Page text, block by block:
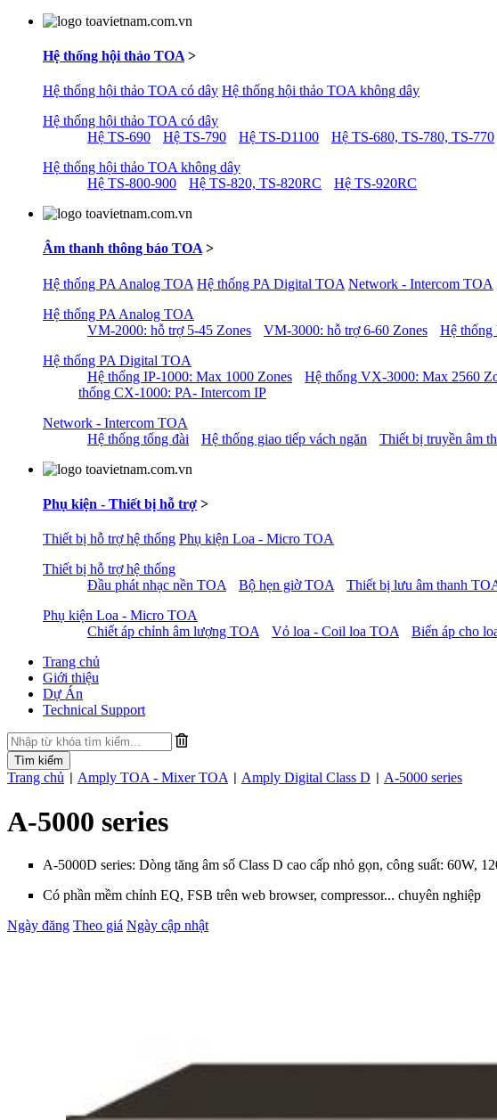
Hệ thống hội thảo TOA >
Hệ thống hội thảo TOA có dây Hệ thống hội thảo TOA không dây
Hệ thống hội thảo TOA có dây
Hệ TS-690
Hệ TS-790 Hệ TS-D1100
Hệ TS-680, TS-780, TS-770
Hệ thống hội thảo TOA không dây
Hệ TS-800-900
Hệ TS-820, TS-820RC Hệ TS-920RC
Âm thanh thông báo TOA >
Hệ thống PA Analog TOA Hệ thống PA Digital TOA Network - Intercom TOA
Hệ thống PA Analog TOA
VM-2000: hỗ trợ 5-45 Zones
VM-3000: hỗ trợ 6-60 Zones
Hệ thống
Hệ thống PA Digital TOA
Hệ thống IP-1000: Max 1000 Zones
Hệ thống VX-3000: Max 2560
thống CX-1000: PA- Intercom IP
Network - Intercom TOA
Hệ thống tổng đài
Hệ thống giao tiếp vách ngăn Thiết bị truyền âm
Phụ kiện - Thiết bị hỗ trợ >
Thiết bị hỗ trợ hệ thống Phụ kiện Loa - Micro TOA
Thiết bị hỗ trợ hệ thống
Đầu phát nhạc nền TOA
Bộ hẹn giờ TOA Thiết bị lưu âm thanh
Phụ kiện Loa - Micro TOA
Chiết áp chỉnh âm lượng TOA
Vỏ loa - Coil loa TOA Biến áp cho
Trang chủ
Giới thiệu
Dự Án
Technical Support
Trang chủ Amply TOA - Mixer TOA Amply Digital Class D A-5000 series
A-5000 series
A-5000D series: Dòng tăng âm số Class D cao cấp nhỏ gọn, công suất: 60W,
Có phần mềm chỉnh EQ, FSB trên web browser, compressor... chuyên nghiệp
Ngày đăng Theo giá Ngày cập nhật